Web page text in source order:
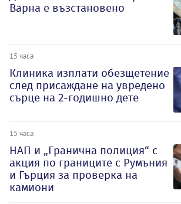
Варна е възстановено
15 часа
Клиника изплати обезщетение
след присаждане на увредено
сърце на 2-годишно дете
15 часа
НАП и „Гранична полиция“ с
акция по границите с Румъния
и Гърция за проверка на
камиони